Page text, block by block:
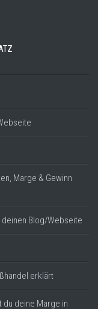
Marge & Gewinn
Blog/Webseite
erklärt
du deine Marge in